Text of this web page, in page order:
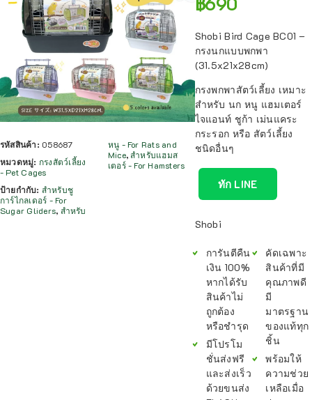
รหัสสินค้า: 058687
หมวดหมู่: กรงสัตว์เลี้ยง
- Pet Cages
ป้ายกำกับ: สำหรับชู
การ์ไกลเดอร์ - For
Sugar Gliders, สำหรับ
หนู - For Rats and
Mice,สำหรับแฮมส
เตอร์ - For Hamsters
Shobi Bird Cage BC01 –
กรงนกแบบพกพา
(31.5x21x28cm)
กรงพกพาสัตว์เลี้ยง เหมาะ
สำหรับ นก หนู แฮมเตอร์
ไจแอนท์ ชูก้า เม่นแคระ
กระรอก หรือ สัตว์เลี้ยง
ชนิดอื่นๆ
ทัก LINE
Shobi
การันตีคืน
เงิน 100%
หากได้รับ
สินค้าไม่
ถูกต้อง
หรือชำรุด
มีโปรโม
ชั่นส่งฟรี
และส่งเร็ว
ด้วยขนส่ง
คัดเฉพาะ
สินค้าที่มี
คุณภาพดี
มี
มาตรฐาน
ของแท้ทุก
ชิ้น
พร้อมให้
ความช่วย
เหลือเมื่อ